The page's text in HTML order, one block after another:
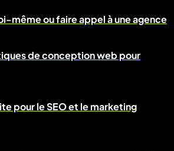
même ou faire appel à une agence
de conception web pour
pour le SEO et le marketing